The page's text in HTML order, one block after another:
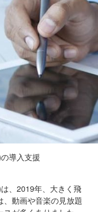
導入支援
、2019年、大きく飛
、動画や音楽の見放題